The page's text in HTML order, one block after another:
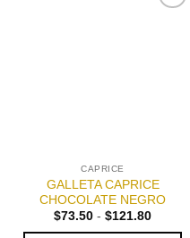
CAPRICE
GALLETA CAPRICE
CHOCOLATE NEGRO
$73.50 - $121.80Rango